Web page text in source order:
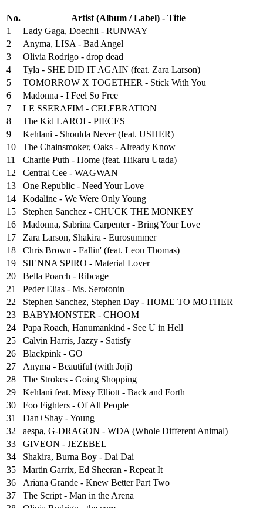
No.
Artist (Album / Label) - Title
1
Lady Gaga, Doechii - RUNWAY
2
Anyma, LISA - Bad Angel
3
Olivia Rodrigo - drop dead
4
Tyla - SHE DID IT AGAIN (feat. Zara Larson)
5
TOMORROW X TOGETHER - Stick With You
6
Madonna - I Feel So Free
7
LE SSERAFIM - CELEBRATION
8
The Kid LAROI - PIECES
9
Kehlani - Shoulda Never (feat. USHER)
10
The Chainsmoker, Oaks - Already Know
11
Charlie Puth - Home (feat. Hikaru Utada)
12
Central Cee - WAGWAN
13
One Republic - Need Your Love
14
Kodaline - We Were Only Young
15
Stephen Sanchez - CHUCK THE MONKEY
16
Madonna, Sabrina Carpenter - Bring Your Love
17
Zara Larson, Shakira - Eurosummer
18
Chris Brown - Fallin' (feat. Leon Thomas)
19
SIENNA SPIRO - Material Lover
20
Bella Poarch - Ribcage
21
Peder Elias - Ms. Serotonin
22
Stephen Sanchez, Stephen Day - HOME TO MOTHER
23
BABYMONSTER - CHOOM
24
Papa Roach, Hanumankind - See U in Hell
25
⁠Calvin Harris, Jazzy - Satisfy
26
Blackpink - GO
27
Anyma - Beautiful (with Joji)
28
The Strokes - Going Shopping
29
Kehlani feat. Missy Elliott - Back and Forth
30
Foo Fighters - Of All People
31
Dan+Shay - Young
32
aespa, G-DRAGON - WDA (Whole Different Animal)
33
GIVEON - JEZEBEL
34
Shakira, Burna Boy - Dai Dai
35
Martin Garrix, Ed Sheeran - Repeat It
36
Ariana Grande - Knew Better Part Two
37
The Script - Man in the Arena